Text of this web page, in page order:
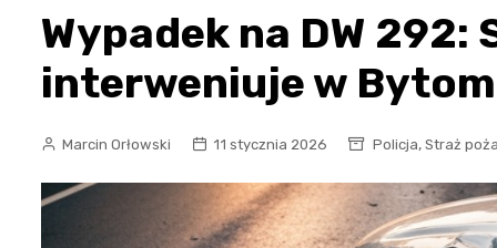
Wypadek na DW 292:
interweniuje w
Marcin Orłowski 11 stycznia 2026 Policja, Straż